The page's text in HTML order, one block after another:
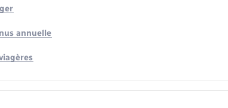
annuelle